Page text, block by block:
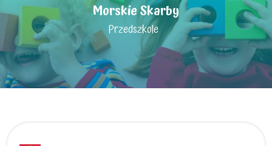
Morskie Skarby
Przedszkole